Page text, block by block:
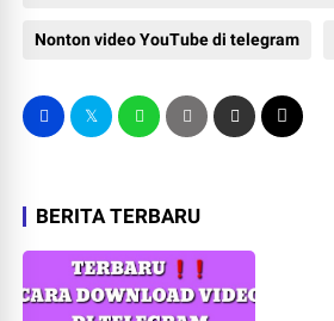
Nonton video YouTube di telegram
BERITA TERBARU